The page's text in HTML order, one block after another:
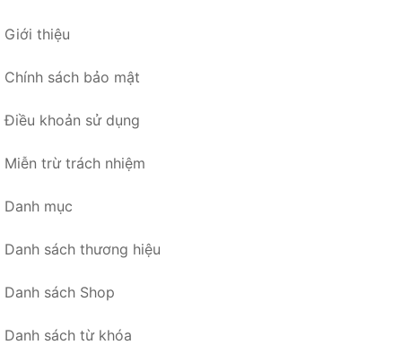
Giới thiệu
Chính sách bảo mật
Điều khoản sử dụng
Miễn trừ trách nhiệm
Danh mục
Danh sách thương hiệu
Danh sách Shop
Danh sách từ khóa